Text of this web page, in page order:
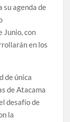
su agenda de
Junio, con
en los
de única
de Atacama
desafío de
la